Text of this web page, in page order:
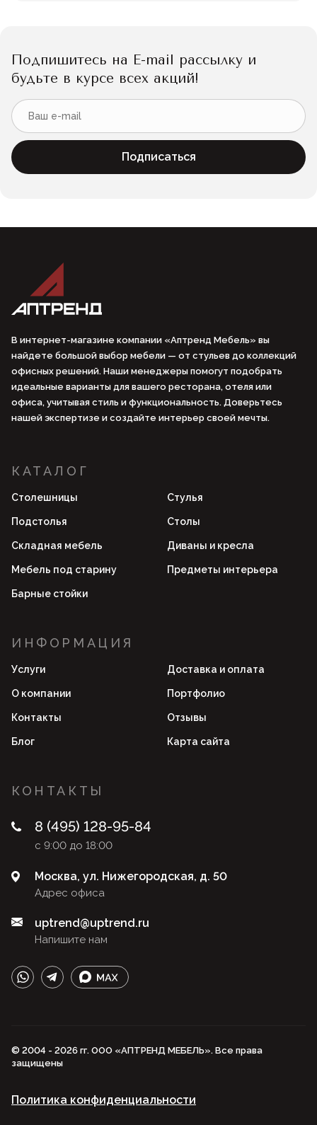
Подпишитесь на E-mail рассылку и
будьте в курсе всех акций!
Подписаться
В интернет-магазине компании «Аптренд Мебель» вы
найдете большой выбор мебели — от стульев до коллекций
офисных решений. Наши менеджеры помогут подобрать
идеальные варианты для вашего ресторана, отеля или
офиса, учитывая стиль и функциональность. Доверьтесь
нашей экспертизе и создайте интерьер своей мечты.
КАТАЛОГ
Столешницы Стулья
Подстолья Столы
Складная мебель Диваны и кресла
Мебель под старину Предметы интерьера
Барные стойки
ИНФОРМАЦИЯ
Услуги Доставка и оплата
О компании Портфолио
Контакты Отзывы
Блог Карта сайта
КОНТАКТЫ
8 (495) 128-95-84
с 9:00 до 18:00
Адрес офиса
Москва, ул. Нижегородская, д. 50
Напишите нам
uptrend@uptrend.ru
© 2004 - 2026 гг. ООО «АПТРЕНД МЕБЕЛЬ». Все права
защищены
Политика конфиденциальности